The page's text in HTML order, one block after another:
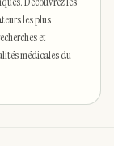
les plus
et
médicales du